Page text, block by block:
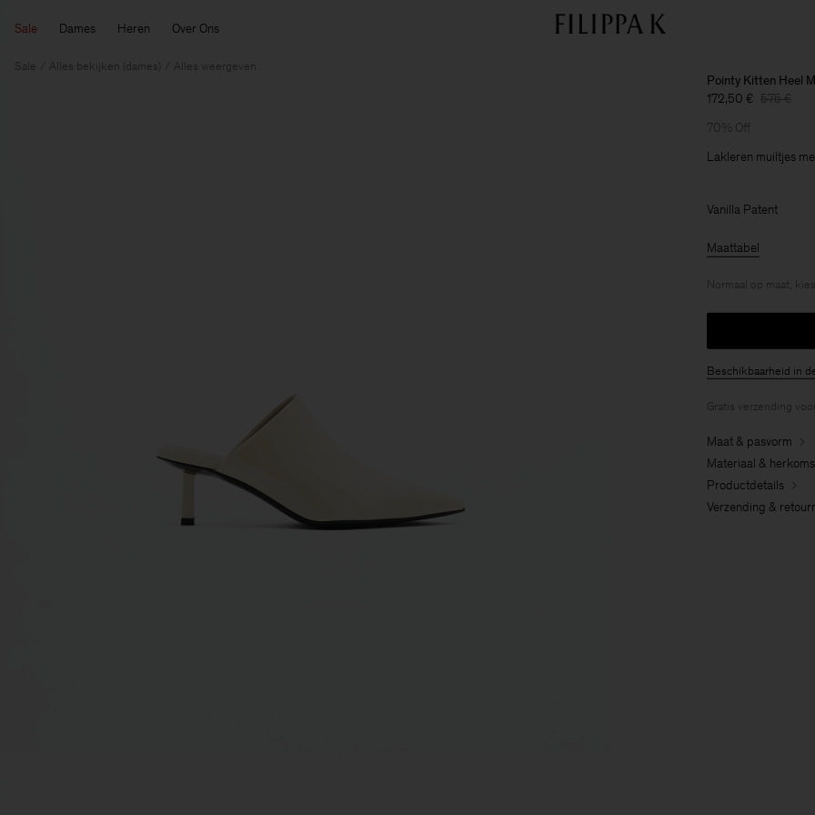
Sale Dames Heren Over Ons
Sale Alles bekijken (dames) Alles weergeven
Pointy Kitten Heel
172,50 € 575 €
70% Off
Lakleren muiltjes
Vanilla Patent
Maattabel
Normaal op maat,
Beschikbaarheid in
Gratis verzending
Maat & pasvorm
Materiaal &
Productdetails
Verzending &